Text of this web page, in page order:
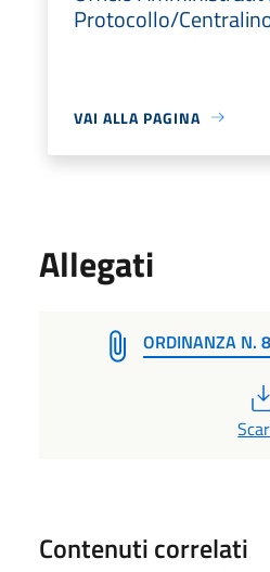
Protocollo/
VAI ALLA PAGINA
Allegati
ORDINANZA N.
Contenuti correlati